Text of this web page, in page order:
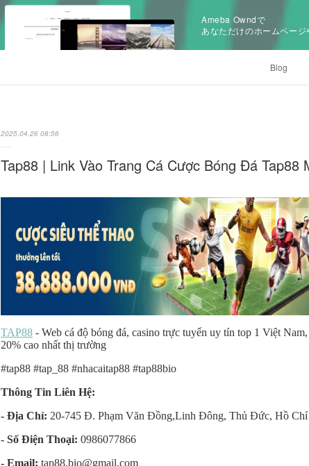
Ameba Owndで
あなただけのホームページ
Blog
2025.04.26 08:56
Tap88 | Link Vào Trang Cá Cược Bóng Đá Tap88